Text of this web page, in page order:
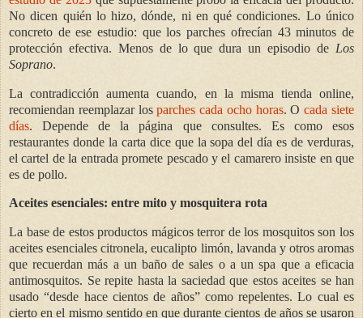
No dicen quién lo hizo, dónde, ni en qué condiciones. Lo único
concreto de ese estudio: que los parches ofrecían 43 minutos de
protección efectiva. Menos de lo que dura un episodio de Los
Soprano.
La contradicción aumenta cuando, en la misma tienda online,
recomiendan reemplazar losparches cada ocho horas. Ocada siete
días. Depende de la página que consultes. Es como esos
restaurantes donde la carta dice que la sopa del día es de verduras,
el cartel de la entrada promete pescado y el camarero insiste en que
es de pollo.
Aceites esenciales: entre mito y mosquitera rota
La base de estos productos mágicos terror de los mosquitos son los
aceites esenciales citronela, eucalipto limón, lavanda y otros aromas
que recuerdan más a un baño de sales o a un spa que a eficacia
antimosquitos. Se repite hasta la saciedad que estos aceites se han
usado “desde hace cientos de años” como repelentes. Lo cual es
cierto en el mismo sentido en que durante cientos de años se usaron